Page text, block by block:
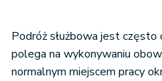
Podróż służbowa jest często
polega na wykonywaniu
normalnym miejscem pracy